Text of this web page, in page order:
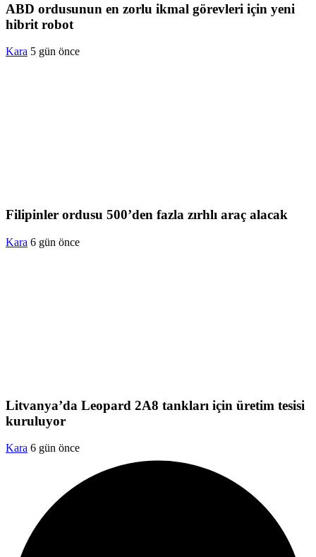
ABD ordusunun en zorlu ikmal görevleri için yeni
hibrit robot
Kara 5 gün önce
Filipinler ordusu 500’den fazla zırhlı araç alacak
Kara 6 gün önce
Litvanya’da Leopard 2A8 tankları için üretim tesisi
kuruluyor
Kara 6 gün önce